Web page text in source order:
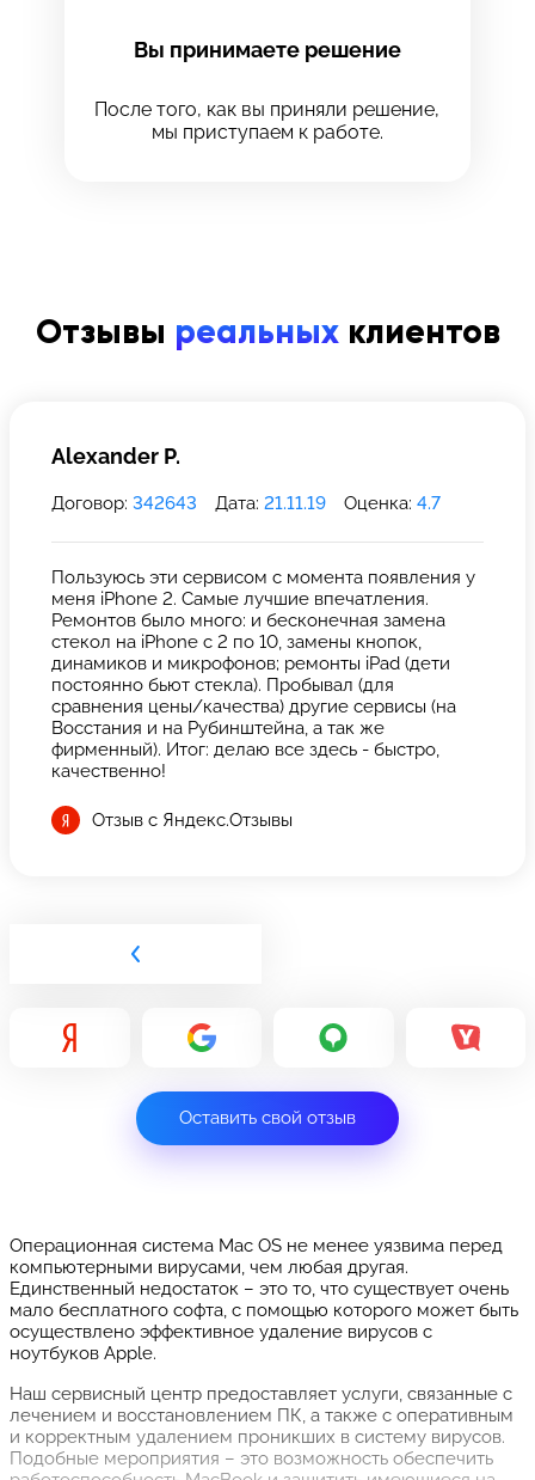
Вы принимаете решение
После того, как вы приняли решение,
мы приступаем к работе.
Отзывы реальныхклиентов
Alexander P.
Договор: 342643 Дата: 21.11.19 Оценка: 4.7
Пользуюсь эти сервисом с момента появления у
меня iPhone 2. Самые лучшие впечатления.
Ремонтов было много: и бесконечная замена
стекол на iPhone с 2 по 10, замены кнопок,
динамиков и микрофонов; ремонты iPad (дети
постоянно бьют стекла). Пробывал (для
сравнения цены/качества) другие сервисы (на
Восстания и на Рубинштейна, а так же
фирменный). Итог: делаю все здесь - быстро,
качественно!
Отзыв с Яндекс.Отзывы
Оставить свой отзыв
Операционная система Mac OS не менее уязвима перед
компьютерными вирусами, чем любая другая.
Единственный недостаток – это то, что существует очень
мало бесплатного софта, с помощью которого может быть
осуществлено эффективное удаление вирусов с
ноутбуков Apple.
Наш сервисный центр предоставляет услуги, связанные с
лечением и восстановлением ПК, а также с оперативным
и корректным удалением проникших в систему вирусов.
Подобные мероприятия – это возможность обеспечить